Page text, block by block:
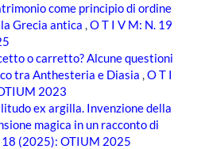
come principio di ordine
Grecia antica ,O T I V M: N. 19
o carretto? Alcune questioni
tra Anthesteria e Diasia ,O T I
2023
ex argilla. Invenzione della
magica in un racconto di
18 (2025): OTIUM 2025